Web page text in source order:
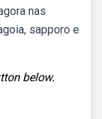
nas
sapporo e
below.